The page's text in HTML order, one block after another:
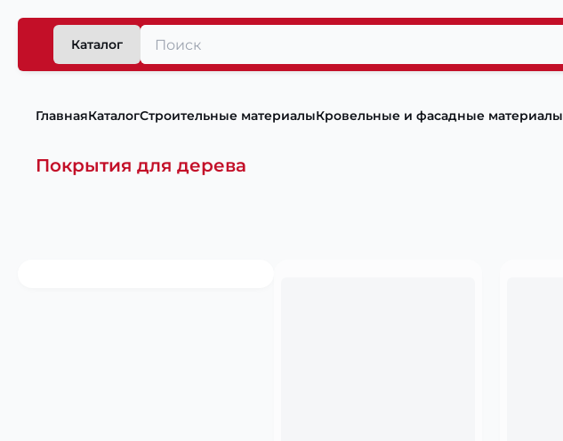
Каталог
ГлавнаяКаталогСтроительные материалыКровельные и фасадные материалы
Покрытия для дерева